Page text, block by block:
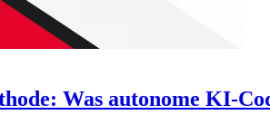
Was autonome KI-